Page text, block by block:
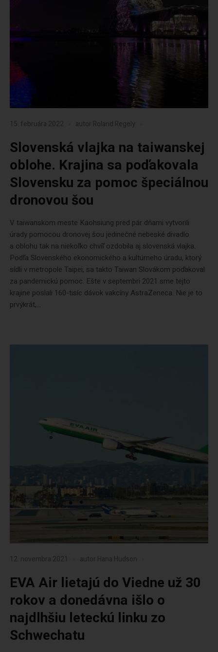
15. februára 2022 autor Roland Regely
Slovenská vlajka na taiwanskej
oblohe. Krajina sa poďakovala
Slovensku za pomoc špeciálnou
dronovou šou
V taiwanskom meste Kaohsiung pred pár dňami vytvorili
úrady pomocou dronovej šou jedinečné nebeské divadlo
a oblohu tak na niekoľko chvíľ ozdobila aj slovenská vlajka.
Podľa Slovenského ekonomického a kultúrneho úradu, ktorý
sídli v metropole Taipei, sa takto Taiwan Slovákom poďakoval
za pandemickú pomoc. Ešte v septembri 2021 sme tejto
krajine poslali 160-tisíc dávok vakcíny AstraZeneca. Nie je to
prvýkrát,...
12. novembra 2021 autor Hana Hudson
EVA Air lietajú do Viedne už 30
rokov a donedávna išlo o
najdlhšiu leteckú linku zo
Schwechatu